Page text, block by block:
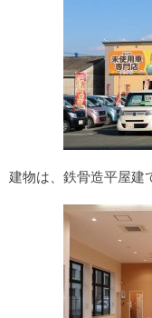
建物は、鉄骨造平屋建